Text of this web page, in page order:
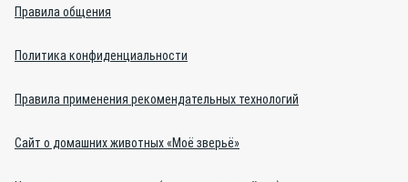
Правила общения
Политика конфиденциальности
Правила применения рекомендательных технологий
Сайт о домашних животных «Моё зверьё»